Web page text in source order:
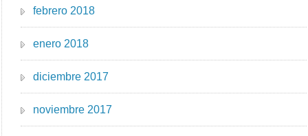
febrero 2018
enero 2018
diciembre 2017
noviembre 2017